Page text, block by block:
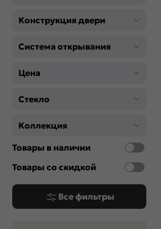
Конструкция двери
Система открывания
Цена
Стекло
Коллекция
Товары в наличии
Товары со скидкой
Все фильтры